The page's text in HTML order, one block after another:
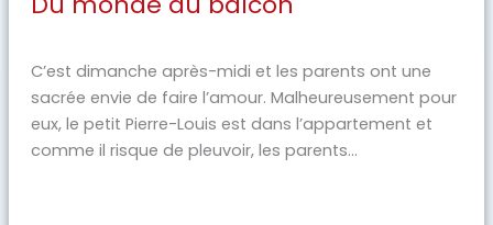
C’est dimanche après-midi et les parents ont une
sacrée envie de faire l’amour. Malheureusement pour
eux, le petit Pierre-Louis est dans l’appartement et
comme il risque de pleuvoir, les parents...